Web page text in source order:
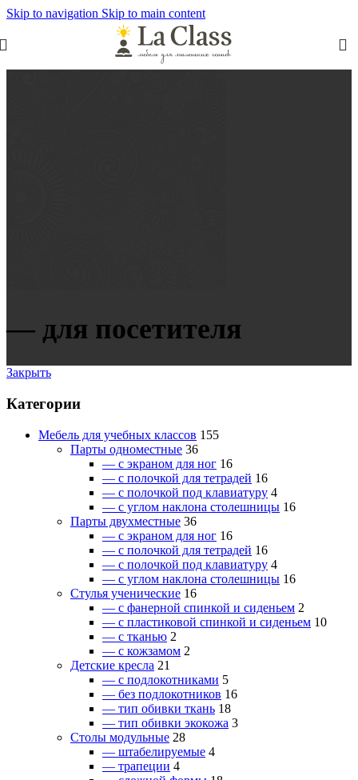
Skip to navigation Skip to main content
— для посетителя
Закрыть
Категории
Мебель для учебных классов 155
Парты одноместные 36
— c экраном для ног 16
— c полочкой для тетрадей 16
— c полочкой под клавиатуру 4
— c углом наклона столешницы 16
Парты двухместные 36
— c экраном для ног 16
— c полочкой для тетрадей 16
— c полочкой под клавиатуру 4
— c углом наклона столешницы 16
Стулья ученические 16
— c фанерной спинкой и сиденьем 2
— c пластиковой спинкой и сиденьем 10
— c тканью 2
— c кожзамом 2
Детские кресла 21
— c подлокотниками 5
— без подлокотников 16
— тип обивки ткань 18
— тип обивки экокожа 3
Столы модульные 28
— штабелируемые 4
— трапеции 4